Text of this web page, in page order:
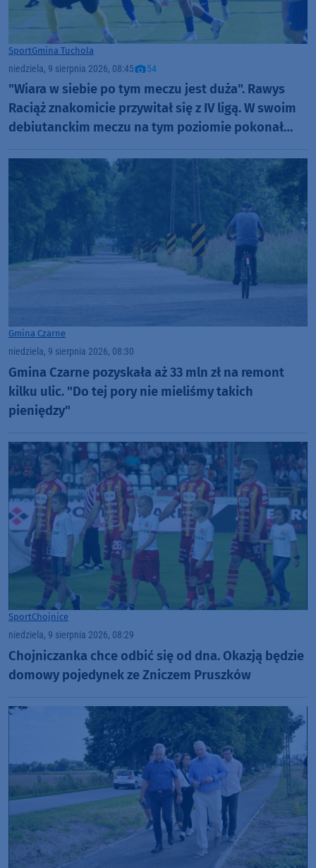
SportGmina Tuchola
niedziela, 9 sierpnia 2026, 08:45 54
"Wiara w siebie po tym meczu jest duża". Rawys
Raciąż znakomicie przywitał się z IV ligą. W swoim
debiutanckim meczu na tym poziomie pokonał
Gmina Czarne
niedziela, 9 sierpnia 2026, 08:30
Gmina Czarne pozyskała aż 33 mln zł na remont
kilku ulic. "Do tej pory nie mieliśmy takich
pieniędzy"
SportChojnice
niedziela, 9 sierpnia 2026, 08:29
Chojniczanka chce odbić się od dna. Okazją będzie
domowy pojedynek ze Zniczem Pruszków